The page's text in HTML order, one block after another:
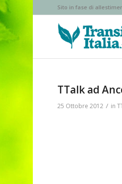
Sito in fase di
TTalk ad
25 Ottobre 2012 / in